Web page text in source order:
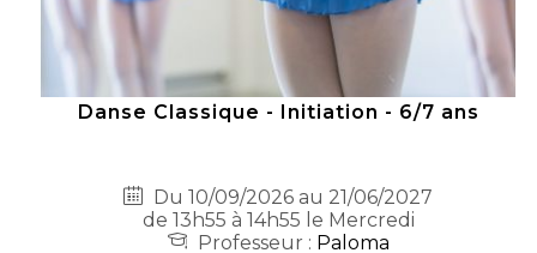
Danse Classique - Initiation - 6/7 ans
Du 10/09/2026 au 21/06/2027
de 13h55 à 14h55 le Mercredi
Professeur : Paloma